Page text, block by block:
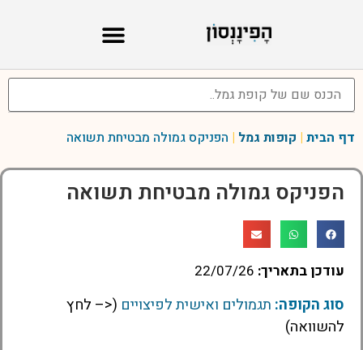
דף הבית | קופות גמל | הפניקס גמולה מבטיחת תשואה
הפניקס גמולה מבטיחת תשואה
עודכן בתאריך: 22/07/26
סוג הקופה: תגמולים ואישית לפיצויים (<– לחץ
להשוואה)